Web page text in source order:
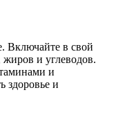
Включайте в свой
жиров и углеводов.
и
здоровье и